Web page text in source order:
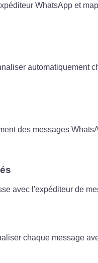
WhatsApp et
automatiquement
des messages
avec l'expéditeur de
chaque message